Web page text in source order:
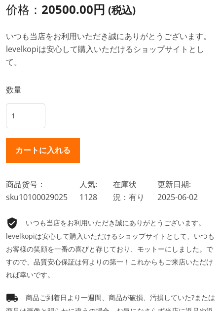
价格： 20500.00円 (税込)
いつも当店をお利用いただき誠にありがとうございます。
levelkopiは安心して購入いただけるショップサイトとし
て。
数量
商品货号：
sku10100029025
人気:
1128
在庫状
況：有り
更新日期:
2025-06-02
いつも当店をお利用いただき誠にありがとうございます。
levelkopiは安心して購入いただけるショップサイトとして、いつも
お客様の笑顔を一番の喜びと存じており、モットーにしました。で
すので、品質安心保証は何よりの第一！これからもご来店いただけ
れば幸いです。
商品ご到着日より一週間、商品が破損、汚損していた?または